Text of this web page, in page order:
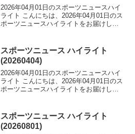
2026年04月01日のスポーツニュースハイ
ライト こんにちは、2026年04月01日のス
ポーツニュースハイライトをお届けしま
吉田知那美がロコ退団。スポーツ界に
様々な...
スポーツニュース ハイライト
(20260404)
2026年04月01日のスポーツニュースハイ
ライト こんにちは、2026年04月01日のス
ポーツニュースハイライトをお届けしま
吉田知那美がロコ退団。スポーツ界に
様々な...
スポーツニュース ハイライト
(20260801)